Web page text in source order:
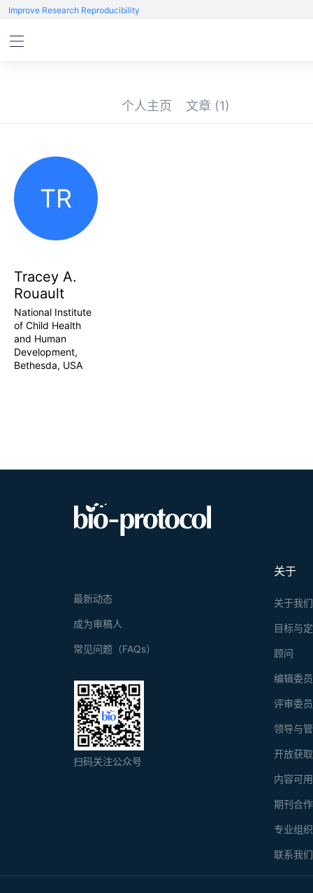
Improve Research Reproducibility
个人主页 文章 (1)
TR
Tracey A.
Rouault
National Institute
of Child Health
and Human
Development,
Bethesda, USA
关于
关于我们
目标与
顾问
编辑委
评审委
领导与
开放获
内容可
期刊合
专业组
联系我们
最新动态
成为审稿人
常见问题（FAQs）
扫码关注公众号